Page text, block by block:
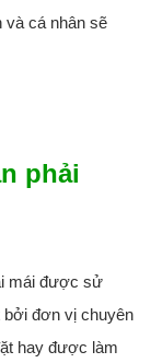
và cá nhân sẽ
phải
mái được sử
bởi đơn vị chuyên
hay được làm